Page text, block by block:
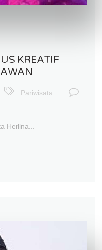
KREATIF
Pariwisata
Herlina...